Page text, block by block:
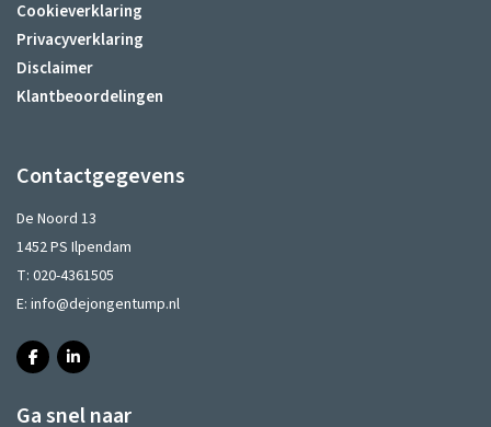
Cookieverklaring
Privacyverklaring
Disclaimer
Klantbeoordelingen
Contactgegevens
De Noord 13
1452 PS Ilpendam
T: 020-4361505
E: info@dejongentump.nl
Ga snel naar